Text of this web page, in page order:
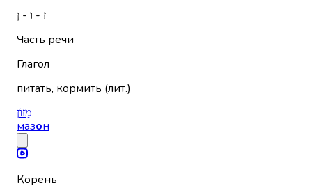
ז - ו - ן
Часть речи
Глагол
питать, кормить (лит.)
מָזוֹן
мазон
Корень